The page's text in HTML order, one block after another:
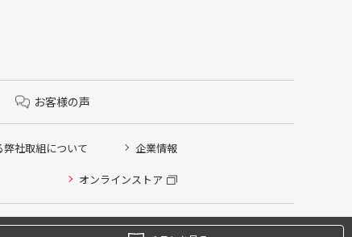
お客様の声
社取組について 企業情報
オンラインストア